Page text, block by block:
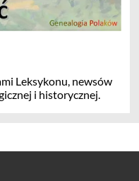
Leksykonu, newsów
i historycznej.